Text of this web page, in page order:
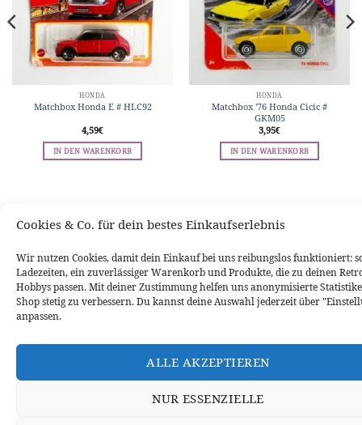
Cookies & Co. für dein bestes Einkaufserlebnis
Wir nutzen Cookies, damit dein Einkauf bei uns reibungslos funktioniert:
Ladezeiten, ein zuverlässiger Warenkorb und Produkte, die zu deinen
Hobbys passen. Mit deiner Zustimmung helfen uns anonymisierte
Shop stetig zu verbessern. Du kannst deine Auswahl jederzeit über
anpassen.
ALLE AKZEPTIEREN
NUR ESSENZIELLE
HONDA
Matchbox Honda E # HLC92
4,59€
IN DEN WARENKORB
HONDA
Matchbox ’76 Honda Cicic #
GKM05
3,95€
IN DEN WARENKORB
VERTRAG WIDERRUFEN